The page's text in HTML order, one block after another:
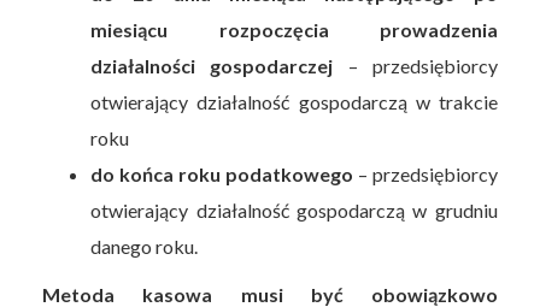
miesiącu rozpoczęcia prowadzenia
działalności gospodarczej – przedsiębiorcy
otwierający działalność gospodarczą w trakcie
roku
do końca roku podatkowego – przedsiębiorcy
otwierający działalność gospodarczą w grudniu
danego roku.
Metoda kasowa musi być obowiązkowo